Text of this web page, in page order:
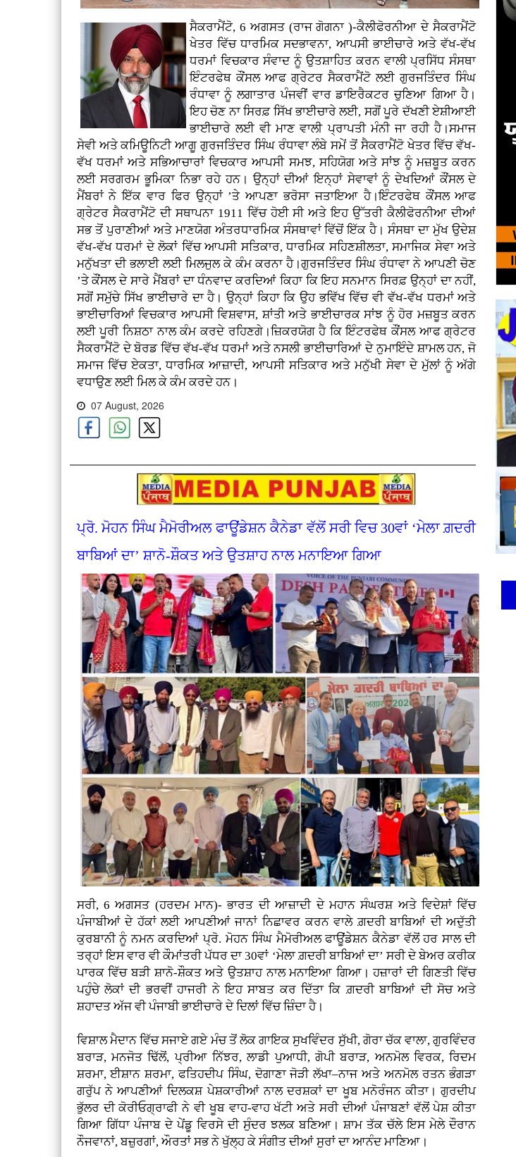
ਸੈਕਰਾਮੈਂਟੋ, 6 ਅਗਸਤ (ਰਾਜ ਗੋਗਨਾ )-ਕੈਲੀਫੋਰਨੀਆ ਦੇ ਸੈਕਰਾਮੈਂਟੋ
ਖੇਤਰ ਵਿੱਚ ਧਾਰਮਿਕ ਸਦਭਾਵਨਾ, ਆਪਸੀ ਭਾਈਚਾਰੇ ਅਤੇ ਵੱਖ-ਵੱਖ
ਧਰਮਾਂ ਵਿਚਕਾਰ ਸੰਵਾਦ ਨੂੰ ਉਤਸ਼ਾਹਿਤ ਕਰਨ ਵਾਲੀ ਪ੍ਰਸਿੱਧ ਸੰਸਥਾ
ਇੰਟਰਫੇਥ ਕੌਂਸਲ ਆਫ ਗ੍ਰੇਟਰ ਸੈਕਰਾਮੈਂਟੋ ਲਈ ਗੁਰਜਤਿੰਦਰ ਸਿੰਘ
ਰੰਧਾਵਾ ਨੂੰ ਲਗਾਤਾਰ ਪੰਜਵੀਂ ਵਾਰ ਡਾਇਰੈਕਟਰ ਚੁਣਿਆ ਗਿਆ ਹੈ।
ਇਹ ਚੋਣ ਨਾ ਸਿਰਫ਼ ਸਿੱਖ ਭਾਈਚਾਰੇ ਲਈ, ਸਗੋਂ ਪੂਰੇ ਦੱਖਣੀ ਏਸ਼ੀਆਈ
ਭਾਈਚਾਰੇ ਲਈ ਵੀ ਮਾਣ ਵਾਲੀ ਪ੍ਰਾਪਤੀ ਮੰਨੀ ਜਾ ਰਹੀ ਹੈ।ਸਮਾਜ
ਸੇਵੀ ਅਤੇ ਕਮਿਊਨਿਟੀ ਆਗੂ ਗੁਰਜਤਿੰਦਰ ਸਿੰਘ ਰੰਧਾਵਾ ਲੰਬੇ ਸਮੇਂ ਤੋਂ ਸੈਕਰਾਮੈਂਟੋ ਖੇਤਰ ਵਿੱਚ ਵੱਖ-
ਵੱਖ ਧਰਮਾਂ ਅਤੇ ਸਭਿਆਚਾਰਾਂ ਵਿਚਕਾਰ ਆਪਸੀ ਸਮਝ, ਸਹਿਯੋਗ ਅਤੇ ਸਾਂਝ ਨੂੰ ਮਜ਼ਬੂਤ ਕਰਨ
ਲਈ ਸਰਗਰਮ ਭੂਮਿਕਾ ਨਿਭਾ ਰਹੇ ਹਨ। ਉਨ੍ਹਾਂ ਦੀਆਂ ਇਨ੍ਹਾਂ ਸੇਵਾਵਾਂ ਨੂੰ ਦੇਖਦਿਆਂ ਕੌਂਸਲ ਦੇ
ਮੈਂਬਰਾਂ ਨੇ ਇੱਕ ਵਾਰ ਫਿਰ ਉਨ੍ਹਾਂ ’ਤੇ ਆਪਣਾ ਭਰੋਸਾ ਜਤਾਇਆ ਹੈ।ਇੰਟਰਫੇਥ ਕੌਂਸਲ ਆਫ
ਗ੍ਰੇਟਰ ਸੈਕਰਾਮੈਂਟੋ ਦੀ ਸਥਾਪਨਾ 1911 ਵਿੱਚ ਹੋਈ ਸੀ ਅਤੇ ਇਹ ਉੱਤਰੀ ਕੈਲੀਫੋਰਨੀਆ ਦੀਆਂ
ਸਭ ਤੋਂ ਪੁਰਾਣੀਆਂ ਅਤੇ ਮਾਣਯੋਗ ਅੰਤਰਧਾਰਮਿਕ ਸੰਸਥਾਵਾਂ ਵਿੱਚੋਂ ਇੱਕ ਹੈ। ਸੰਸਥਾ ਦਾ ਮੁੱਖ ਉਦੇਸ਼
ਵੱਖ-ਵੱਖ ਧਰਮਾਂ ਦੇ ਲੋਕਾਂ ਵਿੱਚ ਆਪਸੀ ਸਤਿਕਾਰ, ਧਾਰਮਿਕ ਸਹਿਣਸ਼ੀਲਤਾ, ਸਮਾਜਿਕ ਸੇਵਾ ਅਤੇ
ਮਨੁੱਖਤਾ ਦੀ ਭਲਾਈ ਲਈ ਮਿਲਜੁਲ ਕੇ ਕੰਮ ਕਰਨਾ ਹੈ।ਗੁਰਜਤਿੰਦਰ ਸਿੰਘ ਰੰਧਾਵਾ ਨੇ ਆਪਣੀ ਚੋਣ
’ਤੇ ਕੌਂਸਲ ਦੇ ਸਾਰੇ ਮੈਂਬਰਾਂ ਦਾ ਧੰਨਵਾਦ ਕਰਦਿਆਂ ਕਿਹਾ ਕਿ ਇਹ ਸਨਮਾਨ ਸਿਰਫ਼ ਉਨ੍ਹਾਂ ਦਾ ਨਹੀਂ,
ਸਗੋਂ ਸਮੁੱਚੇ ਸਿੱਖ ਭਾਈਚਾਰੇ ਦਾ ਹੈ। ਉਨ੍ਹਾਂ ਕਿਹਾ ਕਿ ਉਹ ਭਵਿੱਖ ਵਿੱਚ ਵੀ ਵੱਖ-ਵੱਖ ਧਰਮਾਂ ਅਤੇ
ਭਾਈਚਾਰਿਆਂ ਵਿਚਕਾਰ ਆਪਸੀ ਵਿਸ਼ਵਾਸ, ਸ਼ਾਂਤੀ ਅਤੇ ਭਾਈਚਾਰਕ ਸਾਂਝ ਨੂੰ ਹੋਰ ਮਜ਼ਬੂਤ ਕਰਨ
ਲਈ ਪੂਰੀ ਨਿਸ਼ਠਾ ਨਾਲ ਕੰਮ ਕਰਦੇ ਰਹਿਣਗੇ।ਜ਼ਿਕਰਯੋਗ ਹੈ ਕਿ ਇੰਟਰਫੇਥ ਕੌਂਸਲ ਆਫ ਗ੍ਰੇਟਰ
ਸੈਕਰਾਮੈਂਟੋ ਦੇ ਬੋਰਡ ਵਿੱਚ ਵੱਖ-ਵੱਖ ਧਰਮਾਂ ਅਤੇ ਨਸਲੀ ਭਾਈਚਾਰਿਆਂ ਦੇ ਨੁਮਾਇੰਦੇ ਸ਼ਾਮਲ ਹਨ, ਜੋ
ਸਮਾਜ ਵਿੱਚ ਏਕਤਾ, ਧਾਰਮਿਕ ਆਜ਼ਾਦੀ, ਆਪਸੀ ਸਤਿਕਾਰ ਅਤੇ ਮਨੁੱਖੀ ਸੇਵਾ ਦੇ ਮੁੱਲਾਂ ਨੂੰ ਅੱਗੇ
ਵਧਾਉਣ ਲਈ ਮਿਲ ਕੇ ਕੰਮ ਕਰਦੇ ਹਨ।
07 August, 2026
ਪ੍ਰੋ. ਮੋਹਨ ਸਿੰਘ ਮੈਮੋਰੀਅਲ ਫਾਊਂਡੇਸ਼ਨ ਕੈਨੇਡਾ ਵੱਲੋਂ ਸਰੀ ਵਿਚ 30ਵਾਂ ‘ਮੇਲਾ ਗ਼ਦਰੀ
ਬਾਬਿਆਂ ਦਾ’ ਸ਼ਾਨੋ-ਸ਼ੌਕਤ ਅਤੇ ਉਤਸ਼ਾਹ ਨਾਲ ਮਨਾਇਆ ਗਿਆ
ਸਰੀ, 6 ਅਗਸਤ (ਹਰਦਮ ਮਾਨ)- ਭਾਰਤ ਦੀ ਆਜ਼ਾਦੀ ਦੇ ਮਹਾਨ ਸੰਘਰਸ਼ ਅਤੇ ਵਿਦੇਸ਼ਾਂ ਵਿੱਚ
ਪੰਜਾਬੀਆਂ ਦੇ ਹੱਕਾਂ ਲਈ ਆਪਣੀਆਂ ਜਾਨਾਂ ਨਿਛਾਵਰ ਕਰਨ ਵਾਲੇ ਗ਼ਦਰੀ ਬਾਬਿਆਂ ਦੀ ਅਦੁੱਤੀ
ਕੁਰਬਾਨੀ ਨੂੰ ਨਮਨ ਕਰਦਿਆਂ ਪ੍ਰੋ. ਮੋਹਨ ਸਿੰਘ ਮੈਮੋਰੀਅਲ ਫਾਊਂਡੇਸ਼ਨ ਕੈਨੇਡਾ ਵੱਲੋਂ ਹਰ ਸਾਲ ਦੀ
ਤਰ੍ਹਾਂ ਇਸ ਵਾਰ ਵੀ ਕੌਮਾਂਤਰੀ ਪੱਧਰ ਦਾ 30ਵਾਂ ‘ਮੇਲਾ ਗ਼ਦਰੀ ਬਾਬਿਆਂ ਦਾ’ ਸਰੀ ਦੇ ਬੇਅਰ ਕਰੀਕ
ਪਾਰਕ ਵਿੱਚ ਬੜੀ ਸ਼ਾਨੋ-ਸ਼ੌਕਤ ਅਤੇ ਉਤਸ਼ਾਹ ਨਾਲ ਮਨਾਇਆ ਗਿਆ। ਹਜ਼ਾਰਾਂ ਦੀ ਗਿਣਤੀ ਵਿੱਚ
ਪਹੁੰਚੇ ਲੋਕਾਂ ਦੀ ਭਰਵੀਂ ਹਾਜਰੀ ਨੇ ਇਹ ਸਾਬਤ ਕਰ ਦਿੱਤਾ ਕਿ ਗ਼ਦਰੀ ਬਾਬਿਆਂ ਦੀ ਸੋਚ ਅਤੇ
ਸ਼ਹਾਦਤ ਅੱਜ ਵੀ ਪੰਜਾਬੀ ਭਾਈਚਾਰੇ ਦੇ ਦਿਲਾਂ ਵਿੱਚ ਜ਼ਿੰਦਾ ਹੈ।
ਵਿਸ਼ਾਲ ਮੈਦਾਨ ਵਿੱਚ ਸਜਾਏ ਗਏ ਮੰਚ ਤੋਂ ਲੋਕ ਗਾਇਕ ਸੁਖਵਿੰਦਰ ਸੁੱਖੀ, ਗੋਰਾ ਚੱਕ ਵਾਲਾ, ਗੁਰਵਿੰਦਰ
ਬਰਾੜ, ਮਨਜੋਤ ਢਿੱਲੋਂ, ਪ੍ਰੀਆ ਨਿੱਝਰ, ਲਾਡੀ ਪੁਆਧੀ, ਗੋਪੀ ਬਰਾੜ, ਅਨਮੋਲ ਵਿਰਕ, ਰਿਦਮ
ਸ਼ਰਮਾ, ਈਸ਼ਾਨ ਸ਼ਰਮਾ, ਫਤਿਹਦੀਪ ਸਿੰਘ, ਦੋਗਾਣਾ ਜੋੜੀ ਲੱਖਾ–ਨਾਜ ਅਤੇ ਅਨਮੋਲ ਰਤਨ ਭੰਗੜਾ
ਗਰੁੱਪ ਨੇ ਆਪਣੀਆਂ ਦਿਲਕਸ਼ ਪੇਸ਼ਕਾਰੀਆਂ ਨਾਲ ਦਰਸ਼ਕਾਂ ਦਾ ਖੂਬ ਮਨੋਰੰਜਨ ਕੀਤਾ। ਗੁਰਦੀਪ
ਭੁੱਲਰ ਦੀ ਕੋਰੀਓਗ੍ਰਾਫੀ ਨੇ ਵੀ ਖੂਬ ਵਾਹ-ਵਾਹ ਖੱਟੀ ਅਤੇ ਸਰੀ ਦੀਆਂ ਪੰਜਾਬਣਾਂ ਵੱਲੋਂ ਪੇਸ਼ ਕੀਤਾ
ਗਿਆ ਗਿੱਧਾ ਪੰਜਾਬ ਦੇ ਪੇਂਡੂ ਵਿਰਸੇ ਦੀ ਸੁੰਦਰ ਝਲਕ ਬਣਿਆ। ਸ਼ਾਮ ਤੱਕ ਚੱਲੇ ਇਸ ਮੇਲੇ ਦੌਰਾਨ
ਨੌਜਵਾਨਾਂ, ਬਜ਼ੁਰਗਾਂ, ਔਰਤਾਂ ਸਭ ਨੇ ਖੁੱਲ੍ਹ ਕੇ ਸੰਗੀਤ ਦੀਆਂ ਸੁਰਾਂ ਦਾ ਆਨੰਦ ਮਾਣਿਆ।